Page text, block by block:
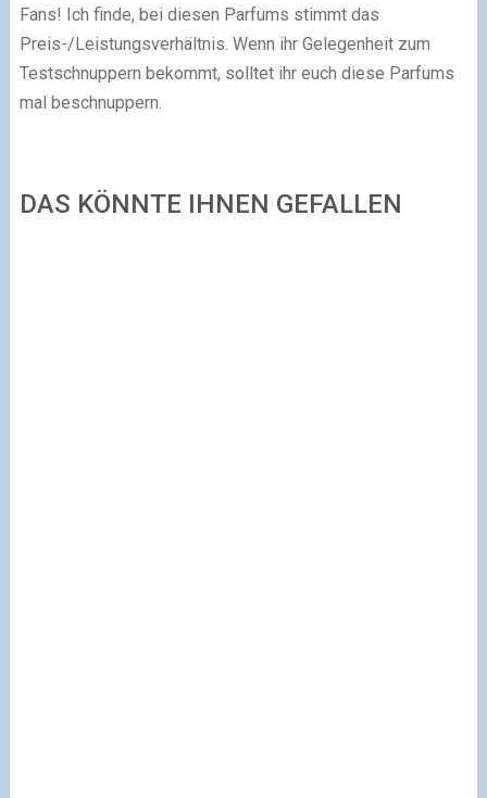
Fans! Ich finde, bei diesen Parfums stimmt das
Preis-/Leistungsverhältnis. Wenn ihr Gelegenheit zum
Testschnuppern bekommt, solltet ihr euch diese Parfums
mal beschnuppern.
DAS KÖNNTE IHNEN GEFALLEN